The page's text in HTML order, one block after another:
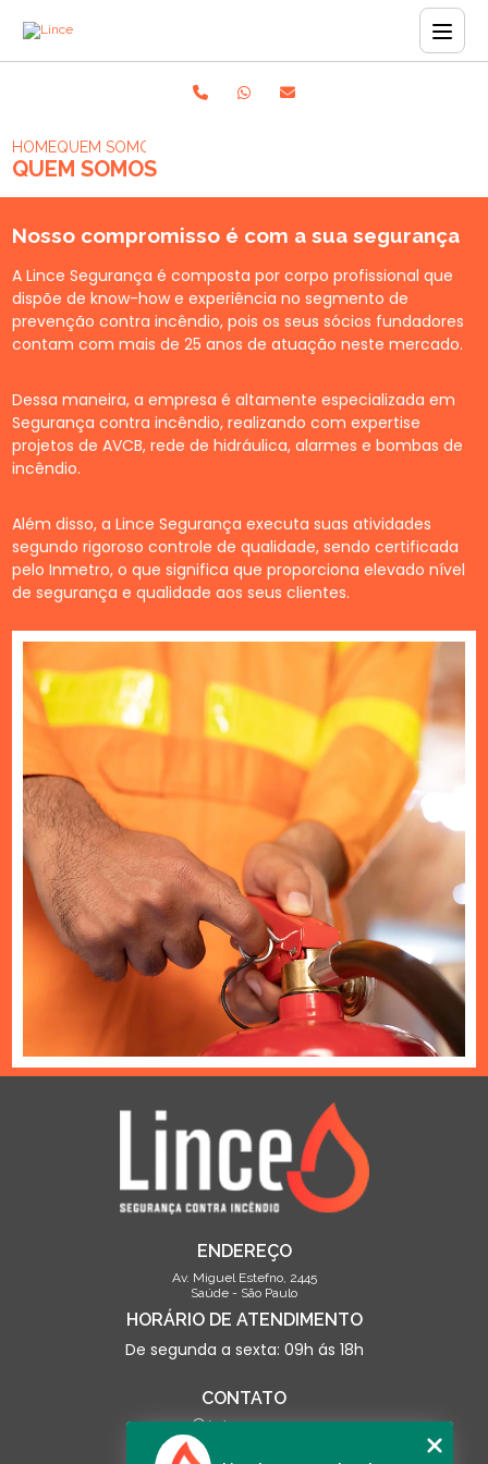
HOMEQUEM SOMOS
QUEM SOMOS
Nosso compromisso é com a sua segurança
A Lince Segurança é composta por corpo profissional que
dispõe de know-how e experiência no segmento de
prevenção contra incêndio, pois os seus sócios fundadores
contam com mais de 25 anos de atuação neste mercado.
Dessa maneira, a empresa é altamente especializada em
Segurança contra incêndio, realizando com expertise
projetos de AVCB, rede de hidráulica, alarmes e bombas de
incêndio.
Além disso, a Lince Segurança executa suas atividades
segundo rigoroso controle de qualidade, sendo certificada
pelo Inmetro, o que significa que proporciona elevado nível
de segurança e qualidade aos seus clientes.
ENDEREÇO
Av. Miguel Estefno, 2445
Saúde - São Paulo
HORÁRIO DE ATENDIMENTO
De segunda a sexta: 09h ás 18h
CONTATO
(13) 3500-0703
contato@linceseguranca.com.br